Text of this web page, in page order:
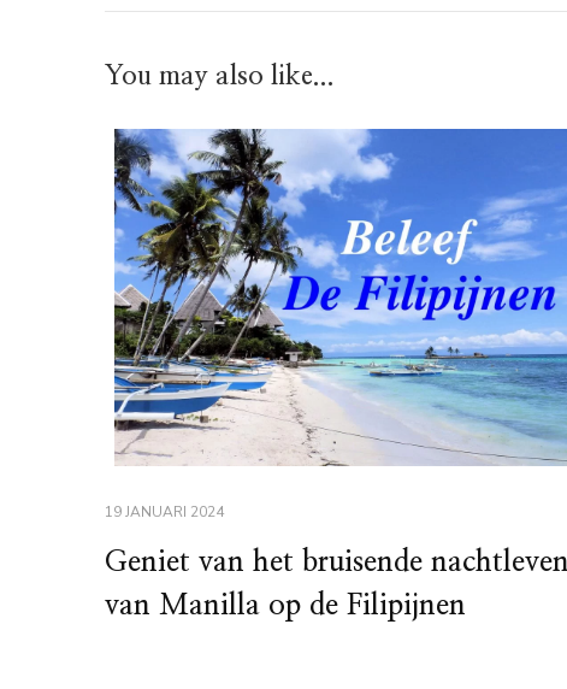
You may also like...
19 JANUARI 2024
Geniet van het bruisende nachtleven
van Manilla op de Filipijnen